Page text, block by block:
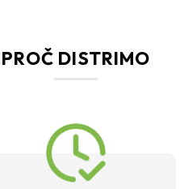
PROČ DISTRIMO